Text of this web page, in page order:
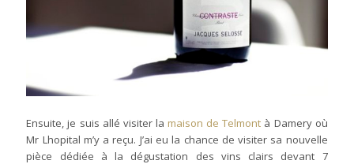
Ensuite, je suis allé visiter la maison de Telmont à Damery où
Mr Lhopital m’y a reçu. J’ai eu la chance de visiter sa nouvelle
pièce dédiée à la dégustation des vins clairs devant 7